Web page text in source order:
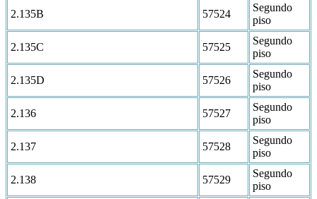
2.135B 57524
Segundo
piso
2.135C 57525
Segundo
piso
2.135D 57526
Segundo
piso
2.136 57527
Segundo
piso
2.137 57528
Segundo
piso
2.138 57529
Segundo
piso